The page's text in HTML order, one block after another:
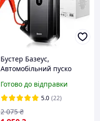
Бустер Базеус,
Автомобільний пуско
Baseus Super Energy Air
Car Jump Starter 10 000
mAh Black
Готово до відправки
5.0 (22)
2 075 ₴